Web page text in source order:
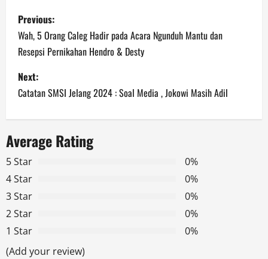
P
o
s
t
n
a
v
i
g
a
Previous:
Wah, 5 Orang Caleg Hadir pada Acara Ngunduh Mantu dan
Resepsi Pernikahan Hendro & Desty
Next:
Catatan SMSI Jelang 2024 : Soal Media , Jokowi Masih Adil
Average Rating
5 Star
0%
4 Star
0%
3 Star
0%
2 Star
0%
1 Star
0%
(Add your review)